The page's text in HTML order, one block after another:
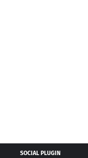
SOCIAL PLUGIN